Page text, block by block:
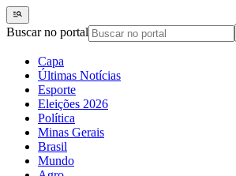
Buscar no portal
Capa
Últimas Notícias
Esporte
Eleições 2026
Política
Minas Gerais
Brasil
Mundo